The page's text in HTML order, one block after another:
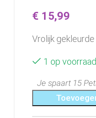
€ 15,99
Vrolijk
1 op voorraad
Je spaart 15